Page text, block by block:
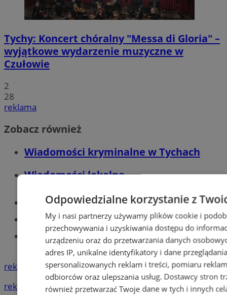
Tychy: Koncert chóralny "Messa di Gloria" –
wyjątkowe wydarzenie muzyczne w
Czułowie
2
28
reklama
Zobacz również
Wiadomości kryminalne w Tychach
Wiadomości lokalne
Części samochodowe do -70%!
Tworzenie stron www - Tychy
Znajdź pracę - codziennie nowe
ogłoszenia
reklama
reklama
Odpowiedzialne korzystanie z
My i nasi partnerzy używamy plików cookie i
przechowywania i uzyskiwania dostępu do
urządzeniu oraz do przetwarzania danych
adres IP, unikalne identyfikatory i dane
spersonalizowanych reklam i treści, pomiaru
odbiorców oraz ulepszania usług. Dostawcy stron
również przetwarzać Twoje dane w tych i innych